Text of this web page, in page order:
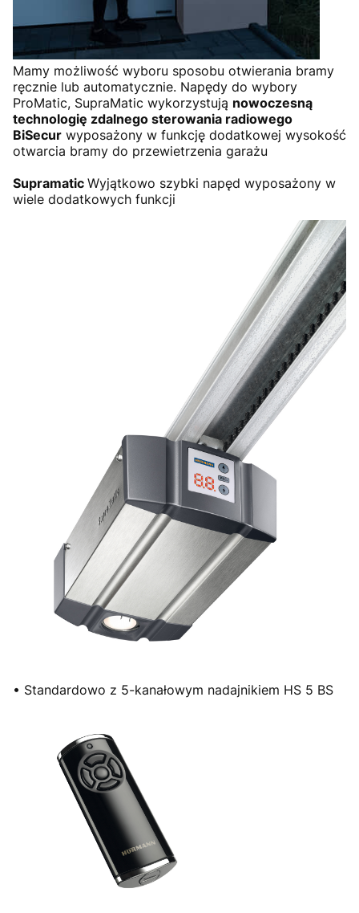
Mamy możliwość wyboru sposobu otwierania bramy
ręcznie lub automatycznie. Napędy do wybory
ProMatic, SupraMatic wykorzystują nowoczesną
technologię zdalnego sterowania radiowego
BiSecur wyposażony w funkcję dodatkowej wysokość
otwarcia bramy do przewietrzenia garażu
Supramatic Wyjątkowo szybki napęd wyposażony w
wiele dodatkowych funkcji
• Standardowo z 5-kanałowym nadajnikiem HS 5 BS